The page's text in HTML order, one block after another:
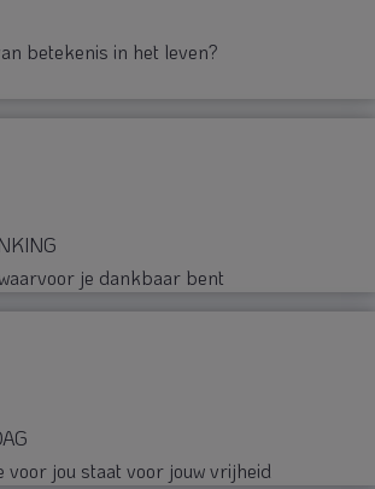
betekenis in het leven?
je dankbaar bent
voor jou staat voor jouw vrijheid